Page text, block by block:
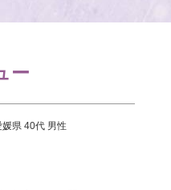
ー
媛県 40代 男性